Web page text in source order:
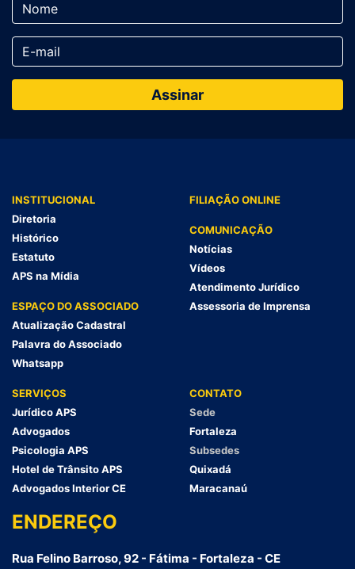
INSTITUCIONAL
Diretoria
Histórico
Estatuto
APS na Mídia
ESPAÇO DO ASSOCIADO
Atualização Cadastral
Palavra do Associado
Whatsapp
FILIAÇÃO ONLINE
COMUNICAÇÃO
Notícias
Vídeos
Atendimento Jurídico
Assessoria de Imprensa
SERVIÇOS
Jurídico APS
Advogados
Psicologia APS
Hotel de Trânsito APS
Advogados Interior CE
CONTATO
Sede
Fortaleza
Subsedes
Quixadá
Maracanaú
ENDEREÇO
Rua Felino Barroso, 92 - Fátima - Fortaleza - CE